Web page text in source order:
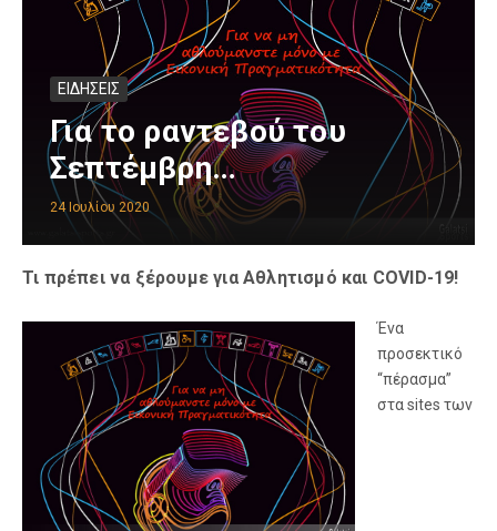
ΕΙΔΗΣΕΙΣ
Για το ραντεβού του
Σεπτέμβρη…
24 Ιουλίου 2020
Τι πρέπει να ξέρουμε για Αθλητισμό και COVID-19!
Ένα
προσεκτικό
“πέρασμα”
στα sites των